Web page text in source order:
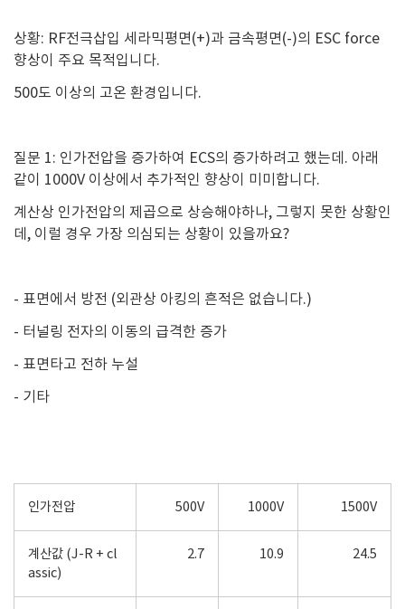
상황: RF전극삽입 세라믹평면(+)과 금속평면(-)의 ESC force
향상이 주요 목적입니다.
500도 이상의 고온 환경입니다.
질문 1: 인가전압을 증가하여 ECS의 증가하려고 했는데. 아래
같이 1000V 이상에서 추가적인 향상이 미미합니다.
계산상 인가전압의 제곱으로 상승해야하나, 그렇지 못한 상황인
데, 이럴 경우 가장 의심되는 상황이 있을까요?
- 표면에서 방전 (외관상 아킹의 흔적은 없습니다.)
- 터널링 전자의 이동의 급격한 증가
- 표면타고 전하 누설
- 기타
인가전압 500V 1000V 1500V
계산값 (J-R + cl
assic)
2.7 10.9 24.5